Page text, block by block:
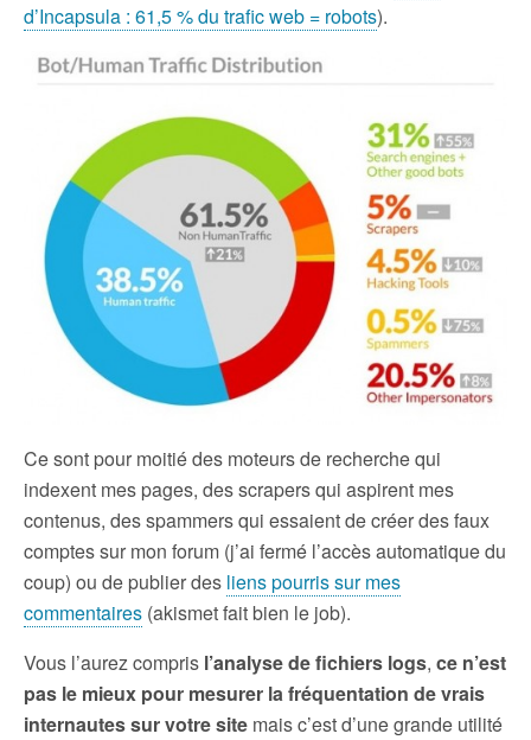
d’Incapsula : 61,5 % du trafic web = robots).
Ce sont pour moitié des moteurs de recherche qui
indexent mes pages, des scrapers qui aspirent mes
contenus, des spammers qui essaient de créer des faux
comptes sur mon forum (j’ai fermé l’accès automatique du
coup) ou de publier des liens pourris sur mes
commentaires (akismet fait bien le job).
Vous l’aurez compris l’analyse de fichiers logs, ce n’est
pas le mieux pour mesurer la fréquentation de vrais
internautes sur votre site mais c’est d’une grande utilité